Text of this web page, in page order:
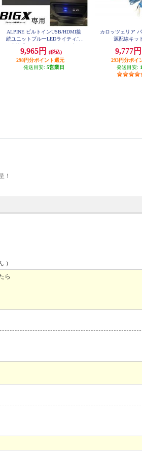
ALPINE ビルトインUSB/HDMI接
続ユニットブルーLEDライティン
小型汎用】 KCU-Y630HU-LED
9,965円
(税込)
298円分ポイント還元
発送目安: 5営業日
カロッツェリア
源配線キッ
9,777円
293円分ポイ
発送目安:
！
）
ら